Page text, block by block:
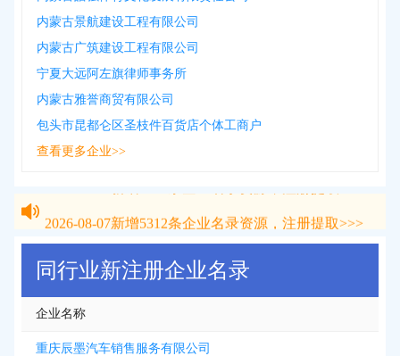
内蒙古景航建设工程有限公司
内蒙古广筑建设工程有限公司
宁夏大远阿左旗律师事务所
内蒙古雅誉商贸有限公司
包头市昆都仑区圣枝件百货店个体工商户
查看更多企业>>
新增 条企业名录资源，注册提取>>>
同行业新注册企业名录
企业名称
重庆辰墨汽车销售服务有限公司